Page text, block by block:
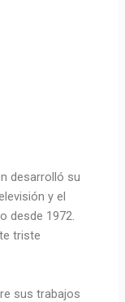
desarrolló su
y el
desde 1972.
triste
sus trabajos